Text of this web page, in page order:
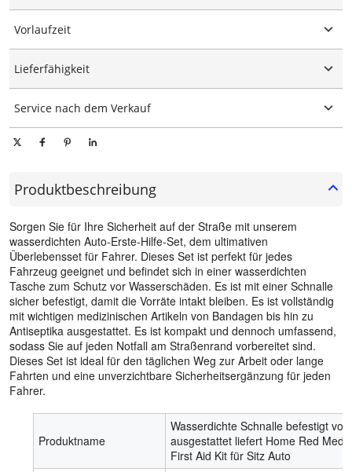
Maßgeschneiderte Verpackung
Vorlaufzeit
Lieferfähigkeit
Service nach dem Verkauf
Produktbeschreibung
Sorgen Sie für Ihre Sicherheit auf der Straße mit unserem
wasserdichten Auto-Erste-Hilfe-Set, dem ultimativen
Überlebensset für Fahrer. Dieses Set ist perfekt für jedes
Fahrzeug geeignet und befindet sich in einer wasserdichten
Tasche zum Schutz vor Wasserschäden. Es ist mit einer Schnalle
sicher befestigt, damit die Vorräte intakt bleiben. Es ist vollständig
mit wichtigen medizinischen Artikeln von Bandagen bis hin zu
Antiseptika ausgestattet. Es ist kompakt und dennoch umfassend,
sodass Sie auf jeden Notfall am Straßenrand vorbereitet sind.
Dieses Set ist ideal für den täglichen Weg zur Arbeit oder lange
Fahrten und eine unverzichtbare Sicherheitsergänzung für jeden
Fahrer.
Produktname
Wasserdichte Schnalle befestigt voll
ausgestattet liefert Home Red
First Aid Kit für Sitz Auto